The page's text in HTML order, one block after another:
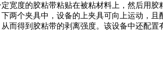
宽度的胶粘带粘贴在被粘材料上，然后用
个夹具中，设备的上夹具可向上运动，且
而得到胶粘带的剥离强度。该设备中还配